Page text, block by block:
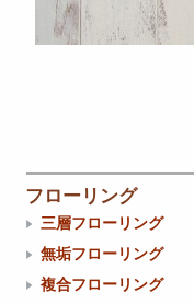
フローリング
三層フローリング
無垢フローリング
複合フローリング